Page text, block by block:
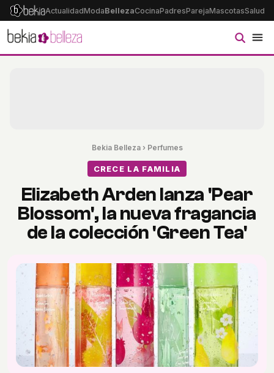
ActualidadModaBellezaCocinaPadresParejaMascotasSalud
Bekia Belleza› Perfumes
CRECE LA FAMILIA
Elizabeth Arden lanza 'Pear
Blossom', la nueva fragancia
de la colección 'Green Tea'